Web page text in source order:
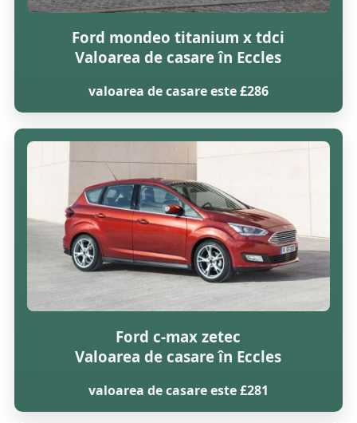
Ford mondeo titanium x tdci
Valoarea de casare în Eccles
valoarea de casare este £286
Ford c-max zetec
Valoarea de casare în Eccles
valoarea de casare este £281